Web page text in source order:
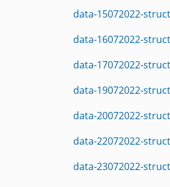
data-15072022-
data-16072022-
data-17072022-
data-19072022-
data-20072022-
data-22072022-
data-23072022-